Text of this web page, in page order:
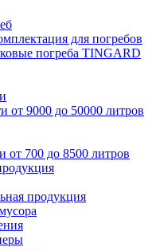
для погребов
погреба TINGARD
от 9000 до 50000 литров
от 700 до 8500 литров
продукция